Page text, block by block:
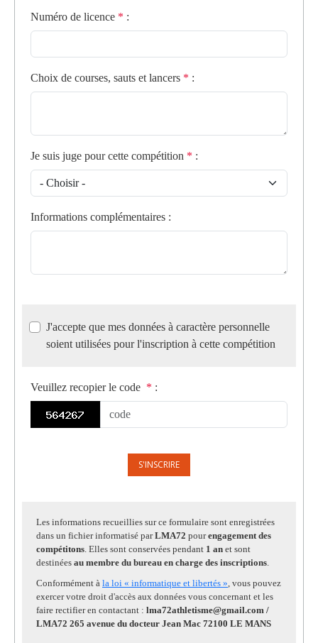
Numéro de licence * :
Choix de courses, sauts et lancers * :
Je suis juge pour cette compétition * :
Informations complémentaires :
J'accepte que mes données à caractère personnelle
soient utilisées pour l'inscription à cette compétition
Veuillez recopier le code * :
Les informations recueillies sur ce formulaire sont enregistrées
dans un fichier informatisé parLMA72 pourengagement des
compétitons. Elles sont conservées pendant 1 an et sont
destinées au membre du bureau en charge des inscriptions.
Conformément à la loi « informatique et libertés », vous pouvez
exercer votre droit d'accès aux données vous concernant et les
faire rectifier en contactant : lma72athletisme@gmail.com /
LMA72 265 avenue du docteur Jean Mac 72100 LE MANS